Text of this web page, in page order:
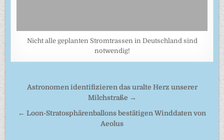
Nicht alle geplanten Stromtrassen in Deutschland sind
notwendig!
Beitragsnavigation
Astronomen identifizieren das uralte Herz unserer
Milchstraße →
← Loon-Stratosphärenballons bestätigen Winddaten von
Aeolus